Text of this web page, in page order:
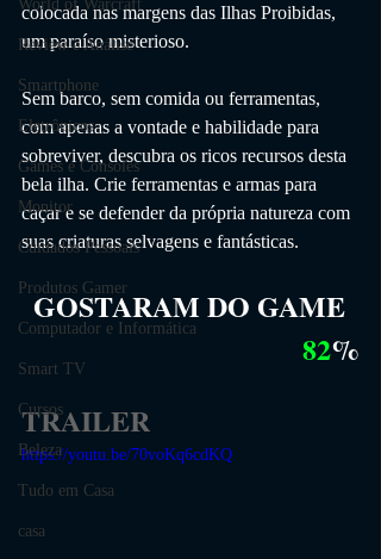
World of Warcraft
Review e Análise
Smartphone
Eletrônicos
Games e Consoles
Monitor
Cuidados Pessoais
Produtos Gamer
Computador e Informática
Smart TV
Cursos
Beleza
Tudo em Casa
casa
colocada nas margens das Ilhas Proibidas,
um paraíso misterioso.
Sem barco, sem comida ou ferramentas,
com apenas a vontade e habilidade para
sobreviver, descubra os ricos recursos desta
bela ilha. Crie ferramentas e armas para
caçar e se defender da própria natureza com
suas criaturas selvagens e fantásticas.
GOSTARAM DO GAME
82%
TRAILER
https://youtu.be/70voKq6cdKQ